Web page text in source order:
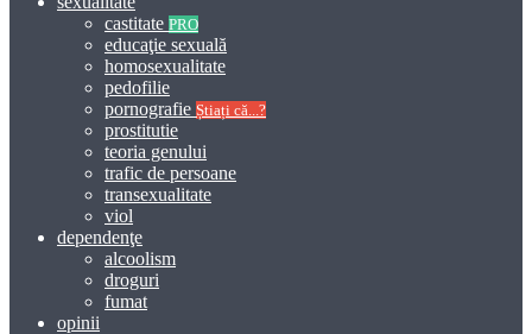
castitate PRO
educaţie sexuală
homosexualitate
pedofilie
pornografie Știați că...?
prostitutie
teoria genului
trafic de persoane
transexualitate
viol
dependenţe
alcoolism
droguri
fumat
opinii